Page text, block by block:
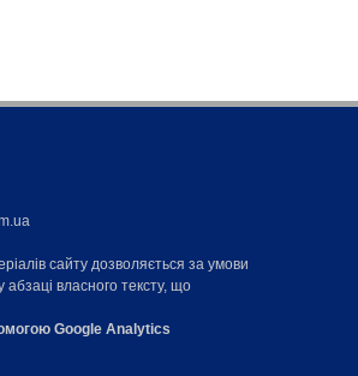
сайту дозволяється за умови
абзаці власного тексту, що
Google Analytics